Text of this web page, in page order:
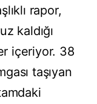
rapor,
kaldığı
içeriyor. 38
taşıyan